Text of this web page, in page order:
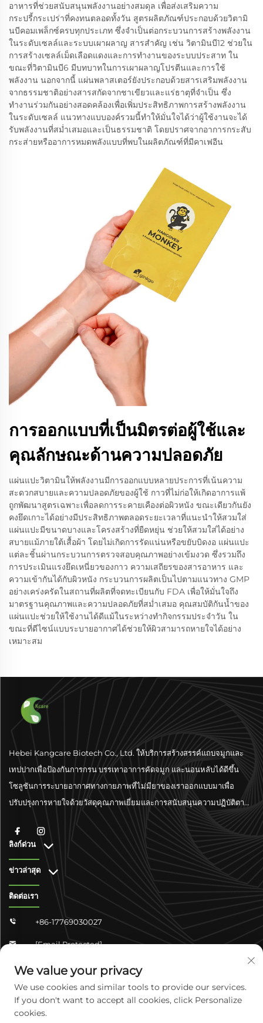
อาหารที่ช่วยสนับสนุนพลังงานอย่างสมดุล เพื่อส่งเสริมความ
กระปรี้กระเปร่าที่คงทนตลอดทั้งวัน สูตรผลิตภัณฑ์ประกอบด้วยวิตามิ
นบีคอมเพล็กซ์ครบทุกประเภท ซึ่งจำเป็นต่อกระบวนการสร้างพลังงาน
ในระดับเซลล์และระบบเผาผลาญ สารสำคัญ เช่น วิตามินบี12 ช่วยใน
การสร้างเซลล์เม็ดเลือดแดงและการทำงานของระบบประสาท ใน
ขณะที่วิตามินบี6 มีบทบาทในการเผาผลาญโปรตีนและการใช้
พลังงาน นอกจากนี้ แผ่นพลาสเตอร์ยังประกอบด้วยสารเสริมพลังงาน
จากธรรมชาติอย่างสารสกัดจากชาเขียวและแร่ธาตุที่จำเป็น ซึ่ง
ทำงานร่วมกันอย่างสอดคล้องเพื่อเพิ่มประสิทธิภาพการสร้างพลังงาน
ในระดับเซลล์ แนวทางแบบองค์รวมนี้ทำให้มั่นใจได้ว่าผู้ใช้งานจะได้
รับพลังงานที่สม่ำเสมอและเป็นธรรมชาติ โดยปราศจากอาการกระสับ
กระส่ายหรืออาการหมดพลังแบบที่พบในผลิตภัณฑ์ที่มีคาเฟอีน
การออกแบบที่เป็นมิตรต่อผู้ใช้และ
คุณลักษณะด้านความปลอดภัย
แผ่นแปะวิตามินให้พลังงานมีการออกแบบหลายประการที่เน้นความ
สะดวกสบายและความปลอดภัยของผู้ใช้ กาวที่ไม่ก่อให้เกิดอาการแพ้
ถูกพัฒนาสูตรเฉพาะเพื่อลดการระคายเคืองต่อผิวหนัง ขณะเดียวกันยัง
คงยึดเกาะได้อย่างมีประสิทธิภาพตลอดระยะเวลาที่แนะนำให้สวมใส่
แผ่นแปะมีขนาดบางและโครงสร้างที่ยืดหยุ่น ช่วยให้สวมใส่ได้อย่าง
สบายแม้ภายใต้เสื้อผ้า โดยไม่เกิดการรัดแน่นหรือขยับบิดงอ แผ่นแปะ
แต่ละชิ้นผ่านกระบวนการตรวจสอบคุณภาพอย่างเข้มงวด ซึ่งรวมถึง
การประเมินแรงยึดเหนี่ยวของกาว ความเสถียรของสารอาหาร และ
ความเข้ากันได้กับผิวหนัง กระบวนการผลิตเป็นไปตามแนวทาง GMP
อย่างเคร่งครัดในสถานที่ผลิตที่จดทะเบียนกับ FDA เพื่อให้มั่นใจถึง
มาตรฐานคุณภาพและความปลอดภัยที่สม่ำเสมอ คุณสมบัติกันน้ำของ
แผ่นแปะช่วยให้ใช้งานได้ดีแม้ในระหว่างทำกิจกรรมประจำวัน ใน
ขณะที่ดีไซน์แบบระบายอากาศได้ช่วยให้ผิวสามารถหายใจได้อย่าง
เหมาะสม
Hebei Kangcare Biotech Co., Ltd. ให้บริการสร้างสรรค์แถบจมูกและ
เทปปากเพื่อป้องกันการกรน บรรเทาอาการคัดจมูก และนอนหลับได้ดีขึ้น
โซลูชันการระบายอากาศทางกายภาพที่ไม่มียาของเราออกแบบมาเพื่อ
ปรับปรุงการหายใจด้วยวัสดุคุณภาพเยี่ยมและการสนับสนุนความปฏิบัติตาม
ลิงก์ด่วน
ข่าวล่าสุด
ติดต่อเรา
 +86-17769030027
 [email Protected]

จงซาน ชางจวิน 4-304 เขตหยูหัว เมืองเสิ่นเจียจวง มณฑลเหอเป่ย
ประเทศจีน
We value your privacy
We use cookies and similar tools to provide our services.
If you don't want to accept all cookies, click Personalize
cookies.